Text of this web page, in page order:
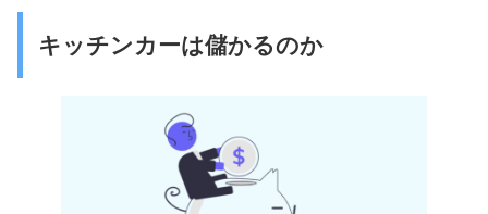
キッチンカーは儲かるのか